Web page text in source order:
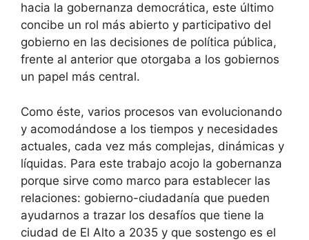
hacia la gobernanza democrática, este último
concibe un rol más abierto y participativo del
gobierno en las decisiones de política pública,
frente al anterior que otorgaba a los gobiernos
un papel más central.
Como éste, varios procesos van evolucionando
y acomodándose a los tiempos y necesidades
actuales, cada vez más complejas, dinámicas y
líquidas. Para este trabajo acojo la gobernanza
porque sirve como marco para establecer las
relaciones: gobierno-ciudadanía que pueden
ayudarnos a trazar los desafíos que tiene la
ciudad de El Alto a 2035 y que sostengo es el